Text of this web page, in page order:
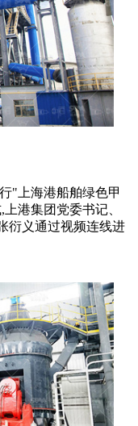
"上海港船舶绿色甲
港集团党委书记、
衍义通过视频连线进